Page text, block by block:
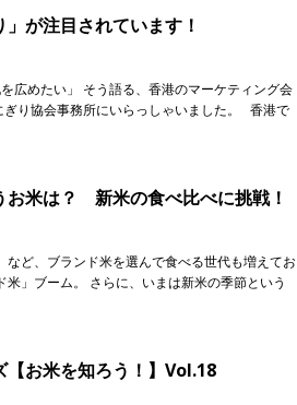
が注目されています！
広めたい」 そう語る、香港のマーケティング会
り協会事務所にいらっしゃいました。 香港で
お米は？ 新米の食べ比べに挑戦！
など、ブランド米を選んで食べる世代も増えてお
米」ブーム。 さらに、いまは新米の季節という
【お米を知ろう！】Vol.18